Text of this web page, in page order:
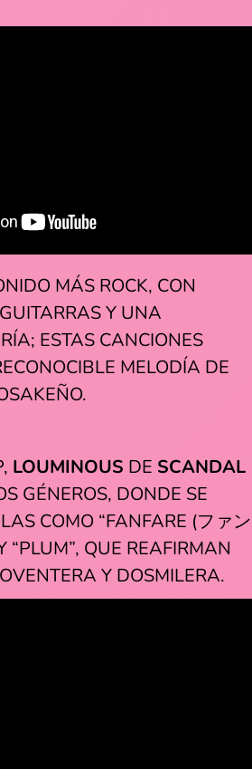
MÁS ROCK, CON
Y UNA
ESTAS CANCIONES
MELODÍA DE
LOUMINOUS DE SCANDAL
GÉNEROS, DONDE SE
COMO “FANFARE (ファン
“PLUM”, QUE REAFIRMAN
Y DOSMILERA.